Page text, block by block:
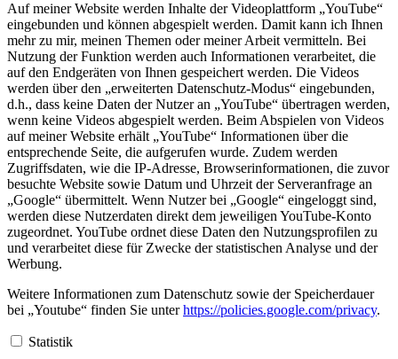
Auf meiner Website werden Inhalte der Videoplattform „YouTube“
eingebunden und können abgespielt werden. Damit kann ich Ihnen
mehr zu mir, meinen Themen oder meiner Arbeit vermitteln. Bei
Nutzung der Funktion werden auch Informationen verarbeitet, die
auf den Endgeräten von Ihnen gespeichert werden. Die Videos
werden über den „erweiterten Datenschutz-Modus“ eingebunden,
d.h., dass keine Daten der Nutzer an „YouTube“ übertragen werden,
wenn keine Videos abgespielt werden. Beim Abspielen von Videos
auf meiner Website erhält „YouTube“ Informationen über die
entsprechende Seite, die aufgerufen wurde. Zudem werden
Zugriffsdaten, wie die IP-Adresse, Browserinformationen, die zuvor
besuchte Website sowie Datum und Uhrzeit der Serveranfrage an
„Google“ übermittelt. Wenn Nutzer bei „Google“ eingeloggt sind,
werden diese Nutzerdaten direkt dem jeweiligen YouTube-Konto
zugeordnet. YouTube ordnet diese Daten den Nutzungsprofilen zu
und verarbeitet diese für Zwecke der statistischen Analyse und der
Werbung.
Weitere Informationen zum Datenschutz sowie der Speicherdauer
bei „Youtube“ finden Sie unterhttps://policies.google.com/privacy.
Statistik